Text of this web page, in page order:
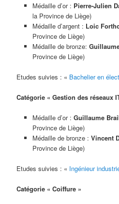
Médaille d’or : Pierre-Julien
la Province de Liège)
Médaille d’argent : Loic
Province de Liège)
Médaille de bronze:
Province de Liège)
Etudes suivies : « Bachelier en
Catégorie « Gestion des réseaux
Médaille d’or : Guillaume
Province de Liège)
Médaille de bronze : Vincent
Province de Liège)
Etudes suivies : « Ingénieur
Catégorie « Coiffure »